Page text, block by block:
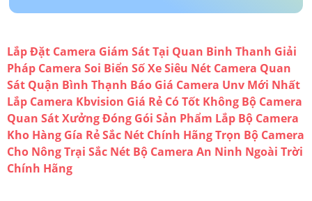
Lắp Đặt Camera Giám Sát Tại Quan Binh Thanh Giải
Pháp Camera Soi Biển Số Xe Siêu Nét Camera Quan
Sát Quận Bình Thạnh Báo Giá Camera Unv Mới Nhất
Lắp Camera Kbvision Giá Rẻ Có Tốt Không Bộ Camera
Quan Sát Xưởng Đóng Gói Sản Phẩm Lắp Bộ Camera
Kho Hàng Gía Rẻ Sắc Nét Chính HãngTrọn Bộ Camera
Cho Nông Trại Sắc Nét Bộ Camera An Ninh Ngoài Trời
Chính Hãng